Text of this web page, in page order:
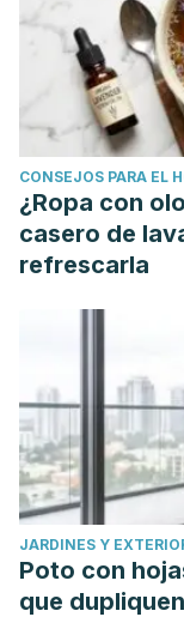
https://
Uscanga-
Frias, R.,
Amieva-
leche y
del adulto de la
y la Asociación
Revista de
CONSEJOS PARA EL
¿Ropa con
casero de
refrescarla
JARDINES Y
Poto con
que